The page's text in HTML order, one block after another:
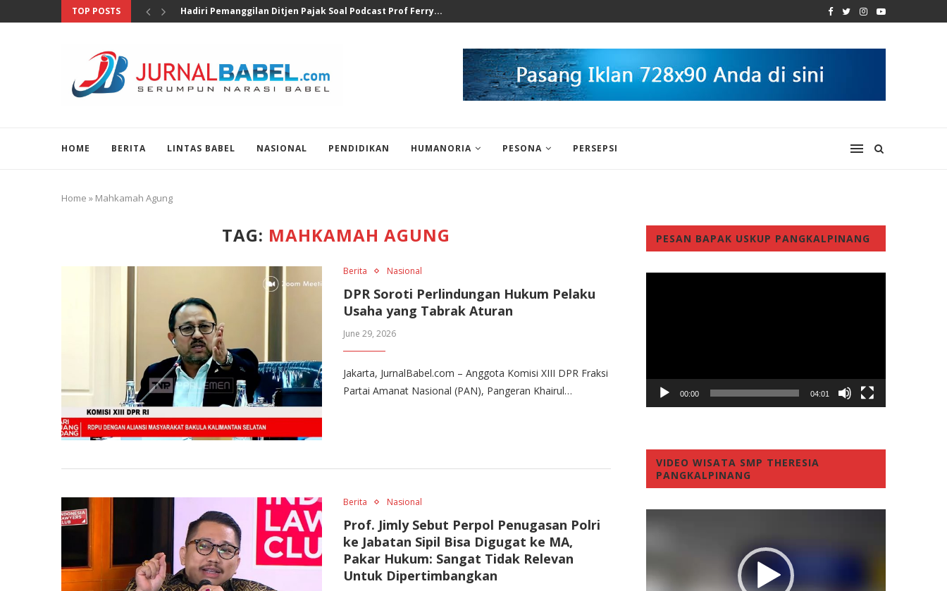
TOP POSTS Pengungkapan 46 Juta Butir Obat Ilegal Bukti Keseriusan...
HOME BERITA LINTAS BABEL NASIONAL PENDIDIKAN HUMANORIA PESONA PERSEPSI
Home » Mahkamah Agung
TAG: MAHKAMAH AGUNG
Berita Nasional
DPR Soroti Perlindungan Hukum Pelaku
Usaha yang Tabrak Aturan
June 29, 2026
Jakarta, JurnalBabel.com – Anggota Komisi XIII DPR Fraksi
Partai Amanat Nasional (PAN), Pangeran Khairul…
Berita Nasional
Prof. Jimly Sebut Perpol Penugasan Polri
ke Jabatan Sipil Bisa Digugat ke MA,
Pakar Hukum: Sangat Tidak Relevan
Untuk Dipertimbangkan
PESAN BAPAK USKUP PANGKALPINANG
00:00 04:01
VIDEO WISATA SMP THERESIA
PANGKALPINANG